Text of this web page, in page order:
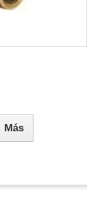
Más